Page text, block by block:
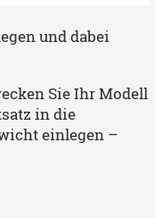
und dabei
Sie Ihr Modell
in die
einlegen –